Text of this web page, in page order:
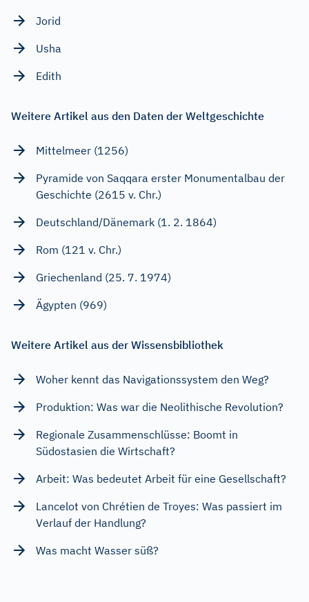
Jorid
Usha
Edith
Weitere Artikel aus den Daten der Weltgeschichte
Mittelmeer (1256)
Pyramide von Saqqara erster Monumentalbau der
Geschichte (2615 v. Chr.)
Deutschland/Dänemark (1. 2. 1864)
Rom (121 v. Chr.)
Griechenland (25. 7. 1974)
Ägypten (969)
Weitere Artikel aus der Wissensbibliothek
Woher kennt das Navigationssystem den Weg?
Produktion: Was war die Neolithische Revolution?
Regionale Zusammenschlüsse: Boomt in
Südostasien die Wirtschaft?
Arbeit: Was bedeutet Arbeit für eine Gesellschaft?
Lancelot von Chrétien de Troyes: Was passiert im
Verlauf der Handlung?
Was macht Wasser süß?